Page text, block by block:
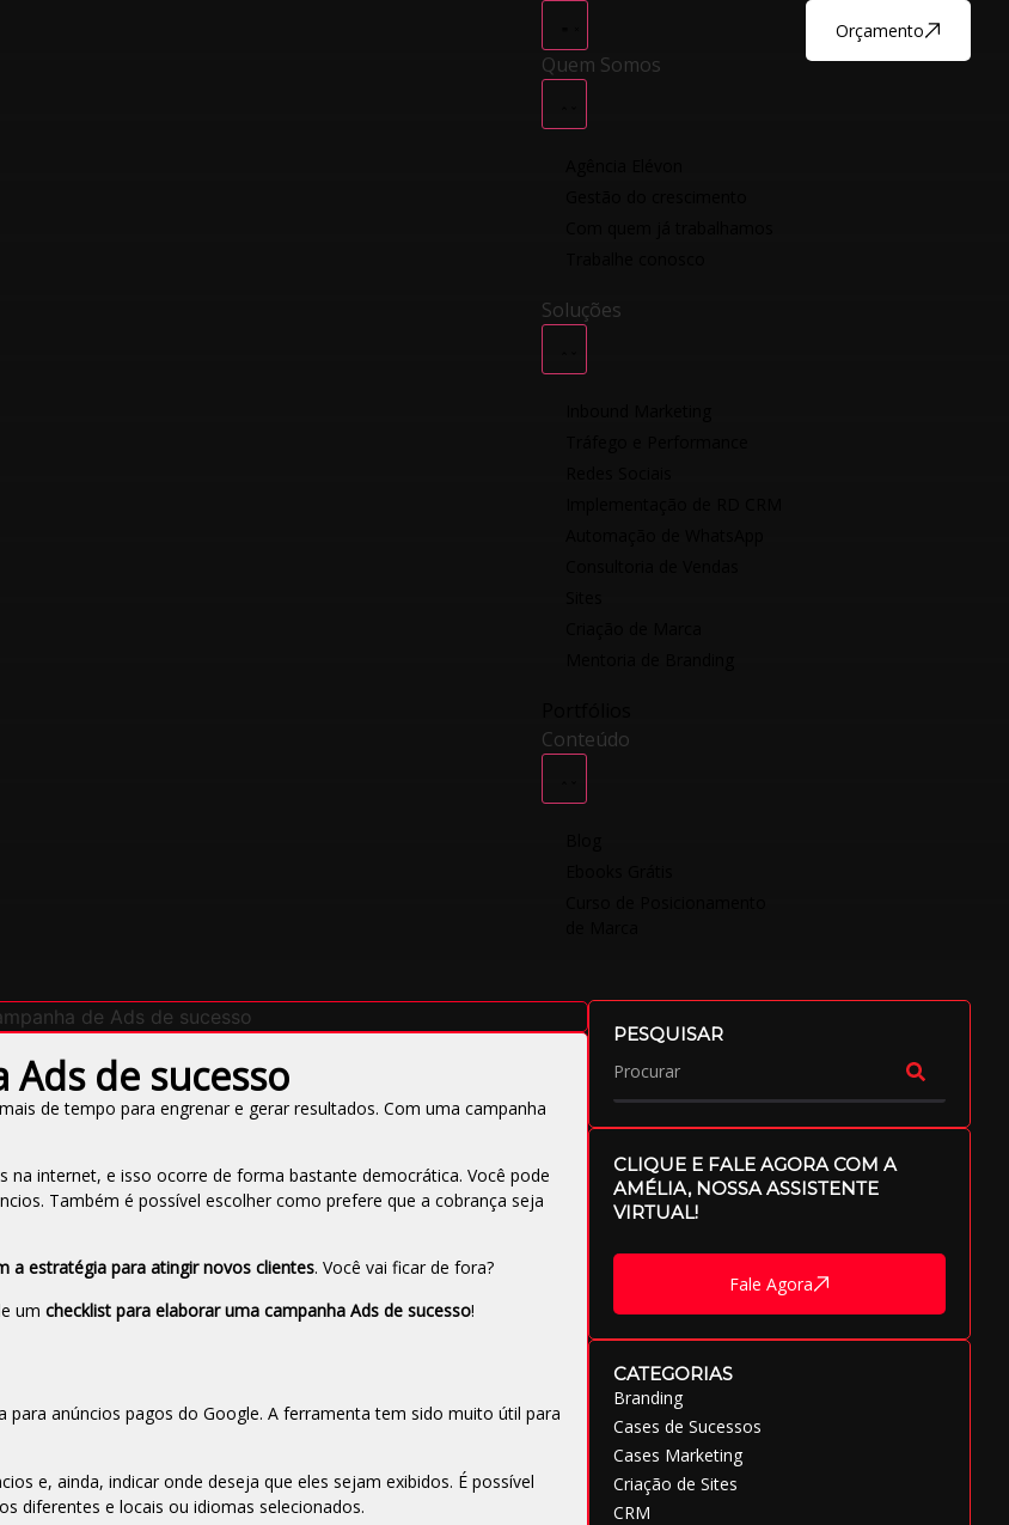
Quem Somos
Soluções
Conteúdo
Orçamento
de sucesso
de tempo para engrenar e gerar resultados. Com uma campanha
internet, e isso ocorre de forma bastante democrática. Você pode
Também é possível escolher como prefere que a cobrança seja
a estratégia para atingir novos clientes. Você vai ficar de fora?
um checklist para elaborar uma campanha Ads de sucesso!
para anúncios pagos do Google. A ferramenta tem sido muito útil para
e, ainda, indicar onde deseja que eles sejam exibidos. É possível
diferentes e locais ou idiomas selecionados.
PESQUISAR
CLIQUE E FALE AGORA COM A
AMÉLIA, NOSSA ASSISTENTE
VIRTUAL!
Fale Agora
CATEGORIAS
Branding
Cases de Sucessos
Cases Marketing
Criação de Sites
CRM